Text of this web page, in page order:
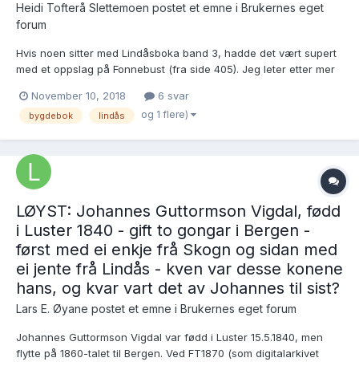
Heidi Tofterå Slettemoen postet et emne i Brukernes eget
forum
Hvis noen sitter med Lindåsboka band 3, hadde det vært supert
med et oppslag på Fonnebust (fra side 405). Jeg leter etter mer
1736, og siden med Siri Olsdtr. Solend i 1756, hvis det da er
samme Ole? I første e...
November 10, 2018 6 svar
bygdebok lindås og 1 flere)
LØYST: Johannes Guttormson Vigdal, fødd
i Luster 1840 - gift to gongar i Bergen -
først med ei enkje frå Skogn og sidan med
ei jente frå Lindås - kven var desse konene
hans, og kvar vart det av Johannes til sist?
Lars E. Øyane postet et emne i Brukernes eget forum
Johannes Guttormson Vigdal var fødd i Luster 15.5.1840, men
flytte på 1860-talet til Bergen. Ved FT1870 (som digitalarkivet